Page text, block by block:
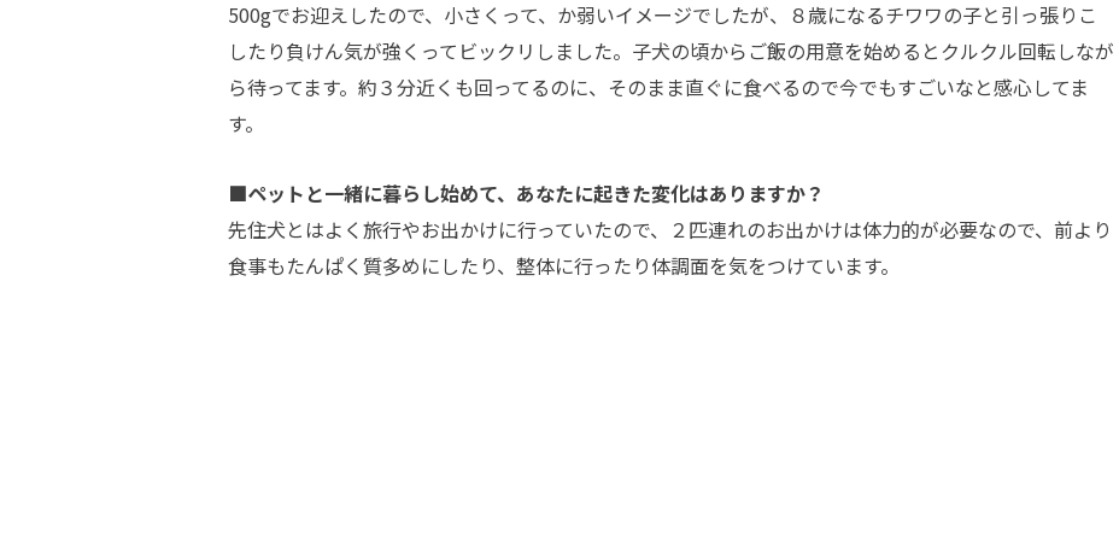
500gでお迎えしたので、小さくって、か弱いイメージでしたが、８歳になるチワワの子と引っ張りこ
したり負けん気が強くってビックリしました。子犬の頃からご飯の用意を始めるとクルクル回転しなが
ら待ってます。約３分近くも回ってるのに、そのまま直ぐに食べるので今でもすごいなと感心してま
す。
■ペットと一緒に暮らし始めて、あなたに起きた変化はありますか？
先住犬とはよく旅行やお出かけに行っていたので、２匹連れのお出かけは体力的が必要なので、前より
食事もたんぱく質多めにしたり、整体に行ったり体調面を気をつけています。